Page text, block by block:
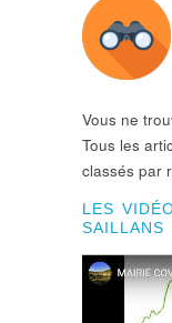
Vous ne
Tous les
classés par
LES
SAILLANS